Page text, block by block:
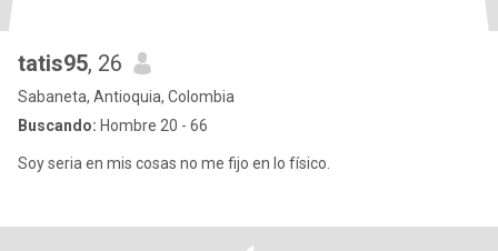
tatis95, 26
Sabaneta, Antioquia, Colombia
Buscando: Hombre 20 - 66
Soy seria en mis cosas no me fijo en lo físico.